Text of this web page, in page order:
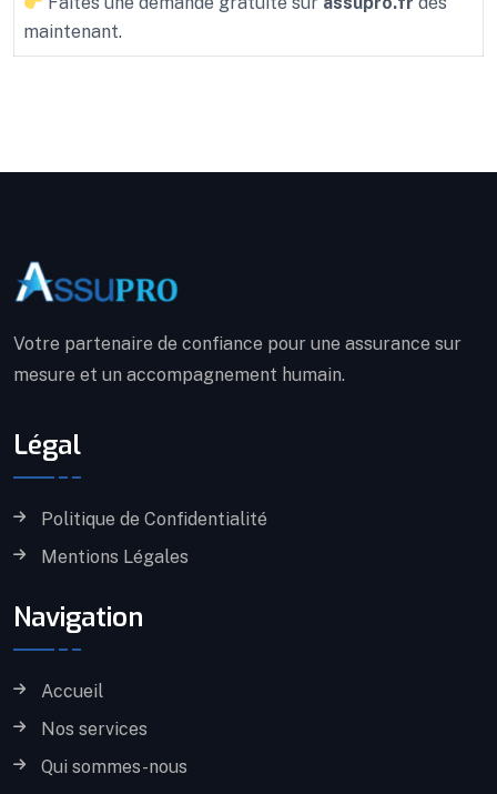
maintenant.
Votre partenaire de confiance pour une assurance sur
mesure et un accompagnement humain.
Légal
Politique de Confidentialité
Mentions Légales
Navigation
Accueil
Nos services
Qui sommes-nous